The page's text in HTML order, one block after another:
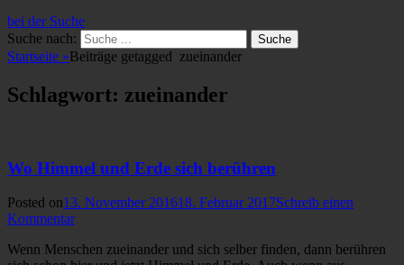
bei der Suche
Suche nach:
Startseite »Beiträge getagged zueinander
Schlagwort: zueinander
Wo Himmel und Erde sich berühren
Posted on13. November 201618. Februar 2017Schreib einen
Kommentar
Wenn Menschen zueinander und sich selber finden, dann berühren